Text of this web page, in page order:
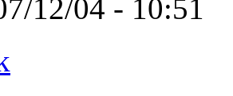
12/04 - 10:51